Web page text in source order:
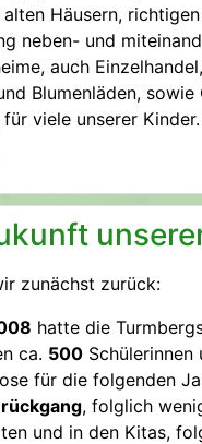
Häusern,
neben- und
auch
Blumenläden, sowie
viele unserer Kinder.
zunächst zurück:
hatte die
ca. 500Schülerinnen
für die folgenden
, folglich
und in den Kitas,